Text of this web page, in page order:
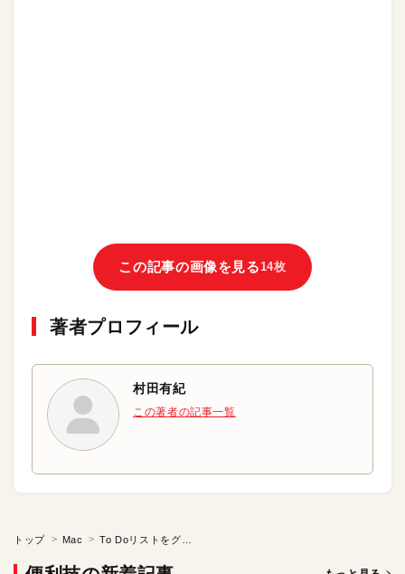
この記事の画像を見る 14枚
著者プロフィール
村田有紀
この著者の記事一覧
トップ Mac